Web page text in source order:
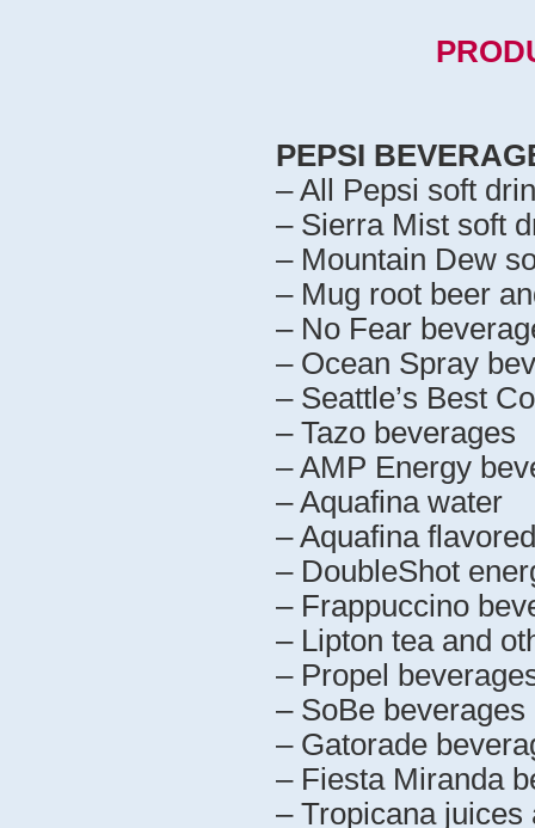
PEPSI
– All Pepsi soft
– Sierra Mist soft
– Mountain Dew
– Mug root beer
– No Fear
– Ocean Spray
– Seattle’s Best
– Tazo beverages
– AMP Energy
– Aquafina water
– Aquafina
– DoubleShot
– Frappuccino
– Lipton tea and
– Propel
– SoBe beverages
– Gatorade
– Fiesta Miranda
– Tropicana juices